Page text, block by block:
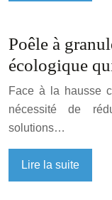
Poêle à
écologique
Face à la hausse
nécessité de
solutions…
Lire la suite